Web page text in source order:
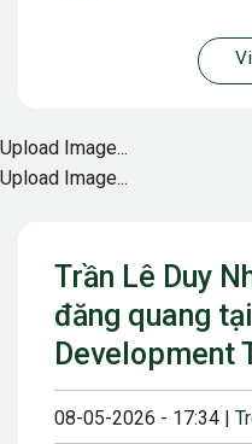
Trần Lê Duy
đăng quang
Development
08-05-2026 - 17:34 |
Upload Image...
Upload Image...